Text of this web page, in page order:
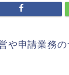
や申請業務